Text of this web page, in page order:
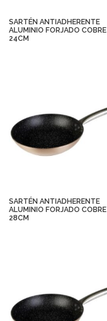
SARTÉN ANTIADHERENTE
ALUMINIO FORJADO COBRE
24CM
SARTÉN ANTIADHERENTE
ALUMINIO FORJADO COBRE
28CM